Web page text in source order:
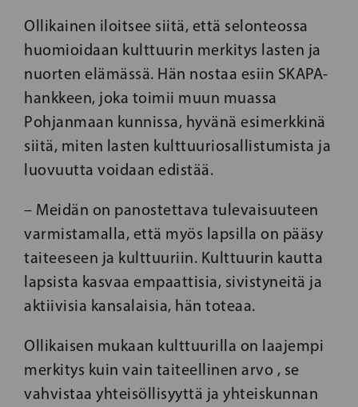
Ollikainen iloitsee siitä, että selonteossa
huomioidaan kulttuurin merkitys lasten ja
nuorten elämässä. Hän nostaa esiin SKAPA-
hankkeen, joka toimii muun muassa
Pohjanmaan kunnissa, hyvänä esimerkkinä
siitä, miten lasten kulttuuriosallistumista ja
luovuutta voidaan edistää.
– Meidän on panostettava tulevaisuuteen
varmistamalla, että myös lapsilla on pääsy
taiteeseen ja kulttuuriin. Kulttuurin kautta
lapsista kasvaa empaattisia, sivistyneitä ja
aktiivisia kansalaisia, hän toteaa.
Ollikaisen mukaan kulttuurilla on laajempi
merkitys kuin vain taiteellinen arvo , se
vahvistaa yhteisöllisyyttä ja yhteiskunnan